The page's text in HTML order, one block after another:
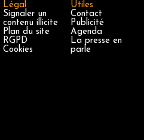
Légal
Signaler un
contenu illicite
Plan du site
RGPD
Cookies
Utiles
Contact
Publicité
Agenda
La presse en
parle